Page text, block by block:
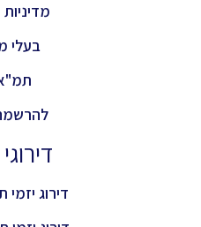
בעלי
תמ"א
דירוגי 2018
דירוג יזמי